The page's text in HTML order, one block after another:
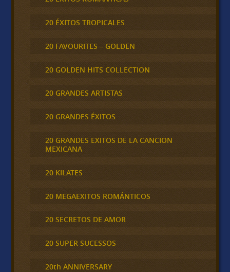
20 ÉXITOS TROPICALES
20 FAVOURITES – GOLDEN
20 GOLDEN HITS COLLECTION
20 GRANDES ARTISTAS
20 GRANDES ÉXITOS
20 GRANDES EXITOS DE LA CANCION
MEXICANA
20 KILATES
20 MEGAEXITOS ROMÁNTICOS
20 SECRETOS DE AMOR
20 SUPER SUCESSOS
20th ANNIVERSARY